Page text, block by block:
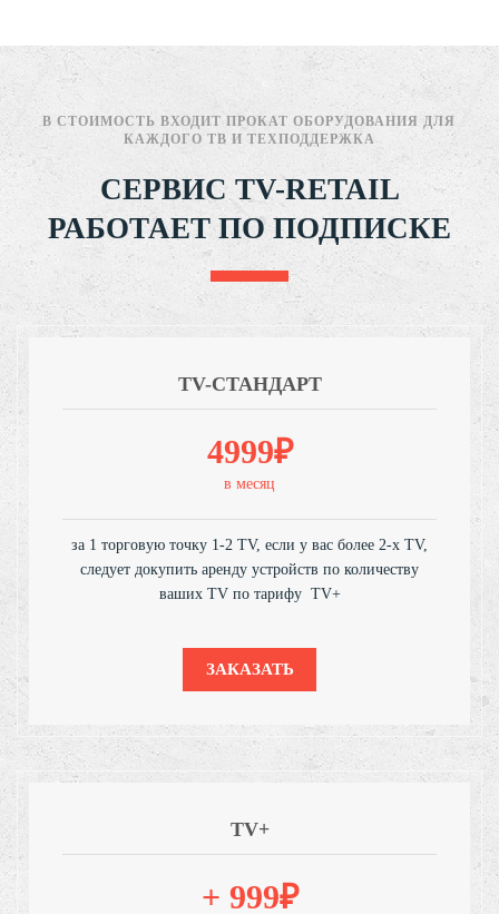
В СТОИМОСТЬ ВХОДИТ ПРОКАТ ОБОРУДОВАНИЯ ДЛЯ
КАЖДОГО ТВ И ТЕХПОДДЕРЖКА
СЕРВИС TV-RETAIL
РАБОТАЕТ ПО ПОДПИСКЕ
TV-СТАНДАРТ
4999₽
в месяц
за 1 торговую точку 1-2 TV, если у вас более 2-х TV,
следует докупить аренду устройств по количеству
ваших TV по тарифу TV+
ЗАКАЗАТЬ
TV+
+ 999₽